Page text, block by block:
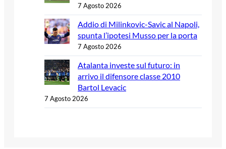
7 Agosto 2026
Addio di Milinkovic-Savic al Napoli,
spunta l’ipotesi Musso per la porta
7 Agosto 2026
Atalanta investe sul futuro: in
arrivo il difensore classe 2010
Bartol Levacic
7 Agosto 2026